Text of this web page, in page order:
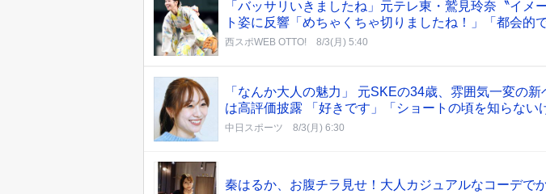
「バッサリいきましたね」元テレ東・鷲見玲奈〝イメ
ト姿に反響「めちゃくちゃ切りましたね！」「都会的
西スポWEB OTTO! 8/3(月) 5:40
「なんか大人の魅力」 元SKEの34歳、雰囲気一変の
は高評価披露 「好きです」「ショートの頃を知らない
中日スポーツ 8/3(月) 6:30
秦はるか、お腹チラ見せ！大人カジュアルなコーデで